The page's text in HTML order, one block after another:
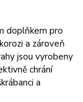
doplňkem pro
a zároveň
jsou vyrobeny
chrání
a